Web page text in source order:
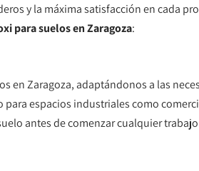
y la máxima satisfacción en cada
para suelos en Zaragoza:
en Zaragoza, adaptándonos a las
espacios industriales como
antes de comenzar cualquier